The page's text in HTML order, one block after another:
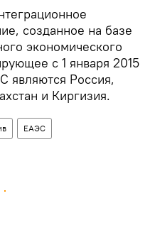
созданное на базе
экономического
с 1 января 2015
являются Россия,
и Киргизия.
ЕАЭС